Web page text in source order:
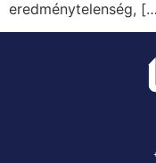
eredménytelenség,